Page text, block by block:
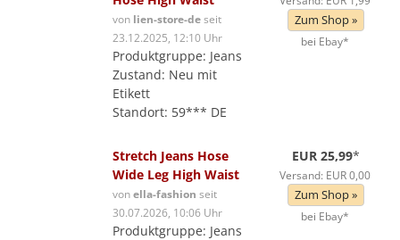
von lien-store-deseit
23.12.2025, 12:10 Uhr
Produktgruppe: Jeans
Zustand: Neu mit
Etikett
Standort: 59*** DE
Zum Shop »
bei Ebay*
Stretch Jeans Hose
Wide Leg High Waist
vonella-fashion seit
30.07.2026, 10:06 Uhr
Produktgruppe: Jeans
EUR 25,99*
Versand: EUR 0,00
Zum Shop »
bei Ebay*